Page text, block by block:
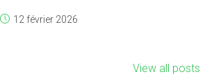
12 février 2026
View all posts